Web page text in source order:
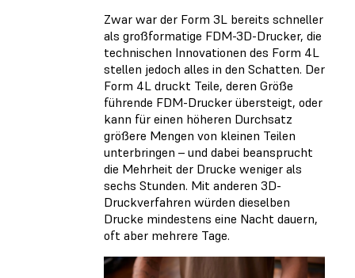
Zwar war der Form 3L bereits schneller
als großformatige FDM-3D-Drucker, die
technischen Innovationen des Form 4L
stellen jedoch alles in den Schatten. Der
Form 4L druckt Teile, deren Größe
führende FDM-Drucker übersteigt, oder
kann für einen höheren Durchsatz
größere Mengen von kleinen Teilen
unterbringen – und dabei beansprucht
die Mehrheit der Drucke weniger als
sechs Stunden. Mit anderen 3D-
Druckverfahren würden dieselben
Drucke mindestens eine Nacht dauern,
oft aber mehrere Tage.